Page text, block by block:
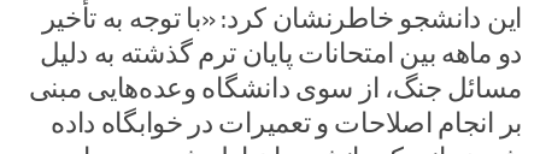
این دانشجو خاطرنشان کرد: «با توجه به تأخیر
دو ماهه بین امتحانات پایان ترم گذشته به دلیل
مسائل جنگ، از سوی دانشگاه وعده‌هایی مبنی
بر انجام اصلاحات و تعمیرات در خوابگاه داده